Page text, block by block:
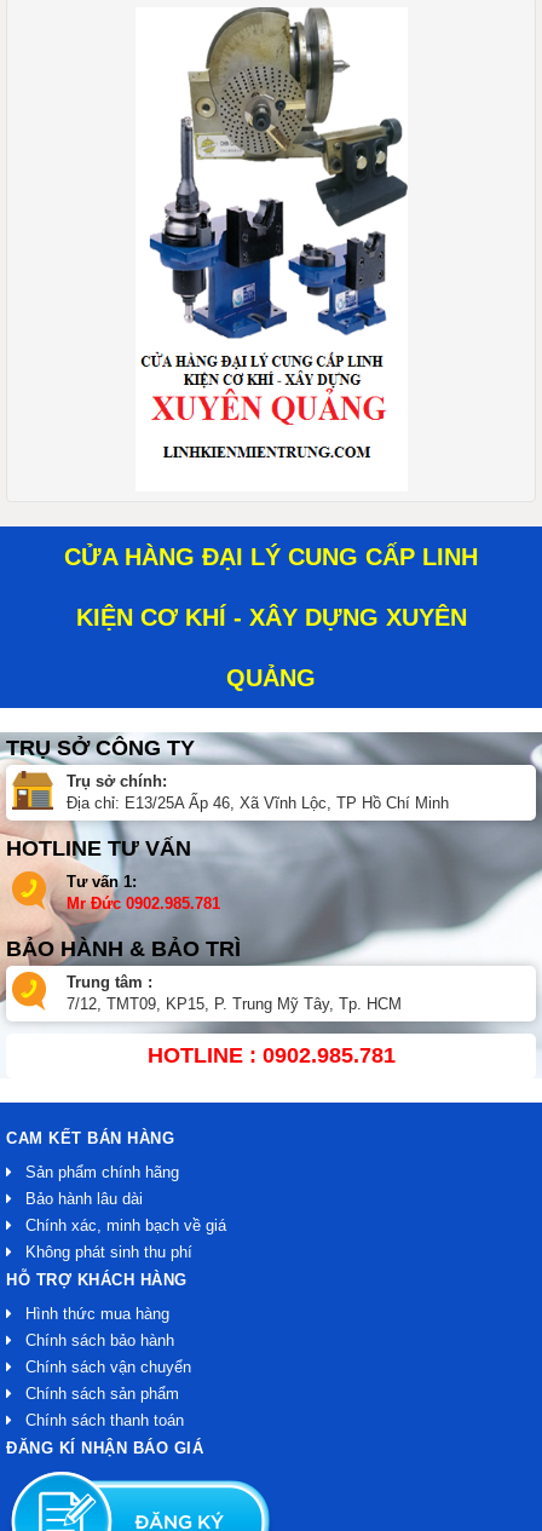
CỬA HÀNG ĐẠI LÝ CUNG CẤP LINH
KIỆN CƠ KHÍ - XÂY DỰNG XUYÊN
QUẢNG
TRỤ SỞ CÔNG TY
Trụ sở chính:
Địa chỉ: E13/25A Ấp 46, Xã Vĩnh Lộc, TP Hồ Chí Minh
HOTLINE TƯ VẤN
Tư vấn 1:
Mr Đức 0902.985.781
BẢO HÀNH & BẢO TRÌ
Trung tâm :
7/12, TMT09, KP15, P. Trung Mỹ Tây, Tp. HCM
HOTLINE : 0902.985.781
CAM KẾT BÁN HÀNG
Sản phẩm chính hãng
Bảo hành lâu dài
Chính xác, minh bạch về giá
Không phát sinh thu phí
HỖ TRỢ KHÁCH HÀNG
Hình thức mua hàng
Chính sách bảo hành
Chính sách vận chuyển
Chính sách sản phẩm
Chính sách thanh toán
ĐĂNG KÍ NHẬN BÁO GIÁ